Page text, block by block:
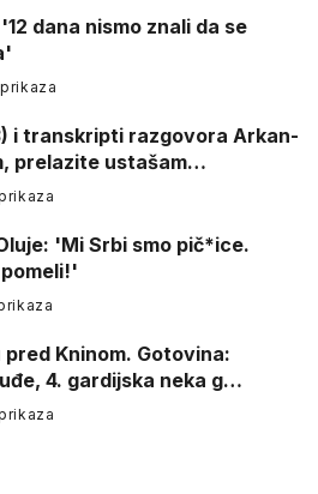
dana nismo znali da se
prikaza
i transkripti razgovora Arkan-
prelazite ustašam…
'Mi Srbi smo pič*ice.
4. gardijska neka g…